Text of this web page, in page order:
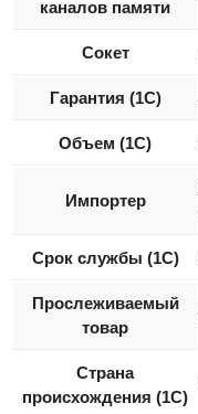
каналов памяти
Сокет
Гарантия (1С)
Объем (1С)
Импортер
Срок службы (1С)
Прослеживаемый
товар
Страна
происхождения (1С)